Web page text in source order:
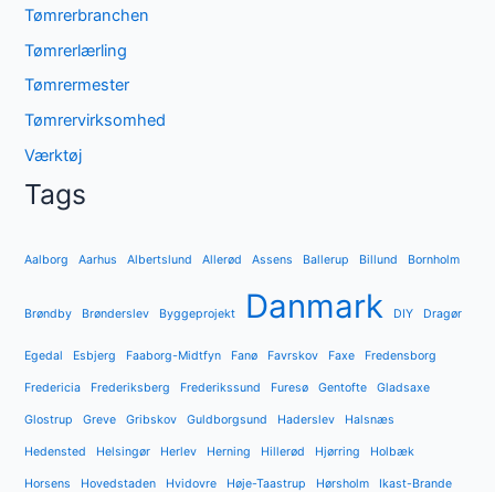
Tømrerbranchen
Tømrerlærling
Tømrermester
Tømrervirksomhed
Værktøj
Tags
Aalborg Aarhus Albertslund Allerød Assens Ballerup Billund Bornholm
Brøndby Brønderslev Byggeprojekt Danmark DIY Dragør
Egedal Esbjerg Faaborg-Midtfyn Fanø Favrskov Faxe Fredensborg
Fredericia Frederiksberg Frederikssund Furesø Gentofte Gladsaxe
Glostrup Greve Gribskov Guldborgsund Haderslev Halsnæs
Hedensted Helsingør Herlev Herning Hillerød Hjørring Holbæk
Horsens Hovedstaden Hvidovre Høje-Taastrup Hørsholm Ikast-Brande